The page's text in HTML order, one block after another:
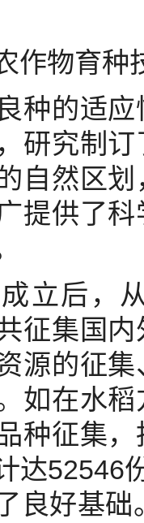
物育种
的适应
研究制
自然区
提供了
后，从
征集国
源的征
如在水
种征集
达52546
良好基